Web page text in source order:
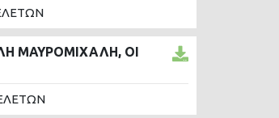
ΜΑΥΡΟΜΙΧΑΛΗ, ΟΙ